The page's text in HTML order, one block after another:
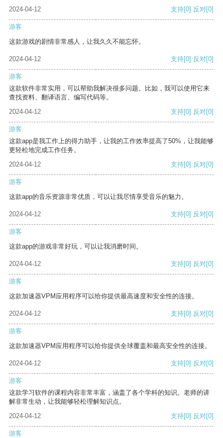
2024-04-12 支持[0] 反对[0]
游客
这款游戏的剧情非常感人，让我久久不能忘怀。
2024-04-12 支持[0] 反对[0]
游客
这款软件非常实用，可以帮助我解决很多问题。比如，我可以使用它来
查找资料、翻译语言、编写代码等。
2024-04-12
支持[0] 反对[0]
游客
这款app是我工作上的得力助手，让我的工作效率提高了50%，让我能够
更轻松地完成工作任务。
2024-04-12
支持[0] 反对[0]
游客
这款app的音乐资源非常优质，可以让我尽情享受音乐的魅力。
2024-04-12 支持[0] 反对[0]
游客
这款app的游戏非常好玩，可以让我消磨时间。
2024-04-12 支持[0] 反对[0]
游客
这款加速器VPM应用程序可以给你提供最高速度和安全性的连接。
2024-04-12 支持[0] 反对[0]
游客
这款加速器VPM应用程序可以给你提供全球覆盖和最高安全性的连接。
2024-04-12 支持[0] 反对[0]
游客
这款学习软件的课程内容非常丰富，涵盖了各个学科的知识。老师的讲
解非常生动，让我能够轻松理解知识点。
2024-04-12
支持[0] 反对[0]
游客